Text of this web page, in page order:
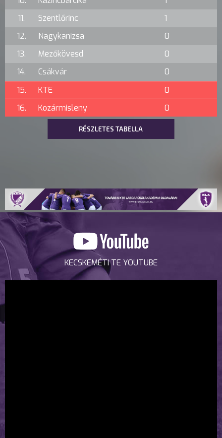
11.
Szentlőrinc
1
12.
Nagykanizsa
0
13.
Mezőkövesd
0
14.
Csákvár
0
15.
KTE
0
16.
Kozármisleny 0
RÉSZLETES TABELLA
KECSKEMÉTI TE YOUTUBE